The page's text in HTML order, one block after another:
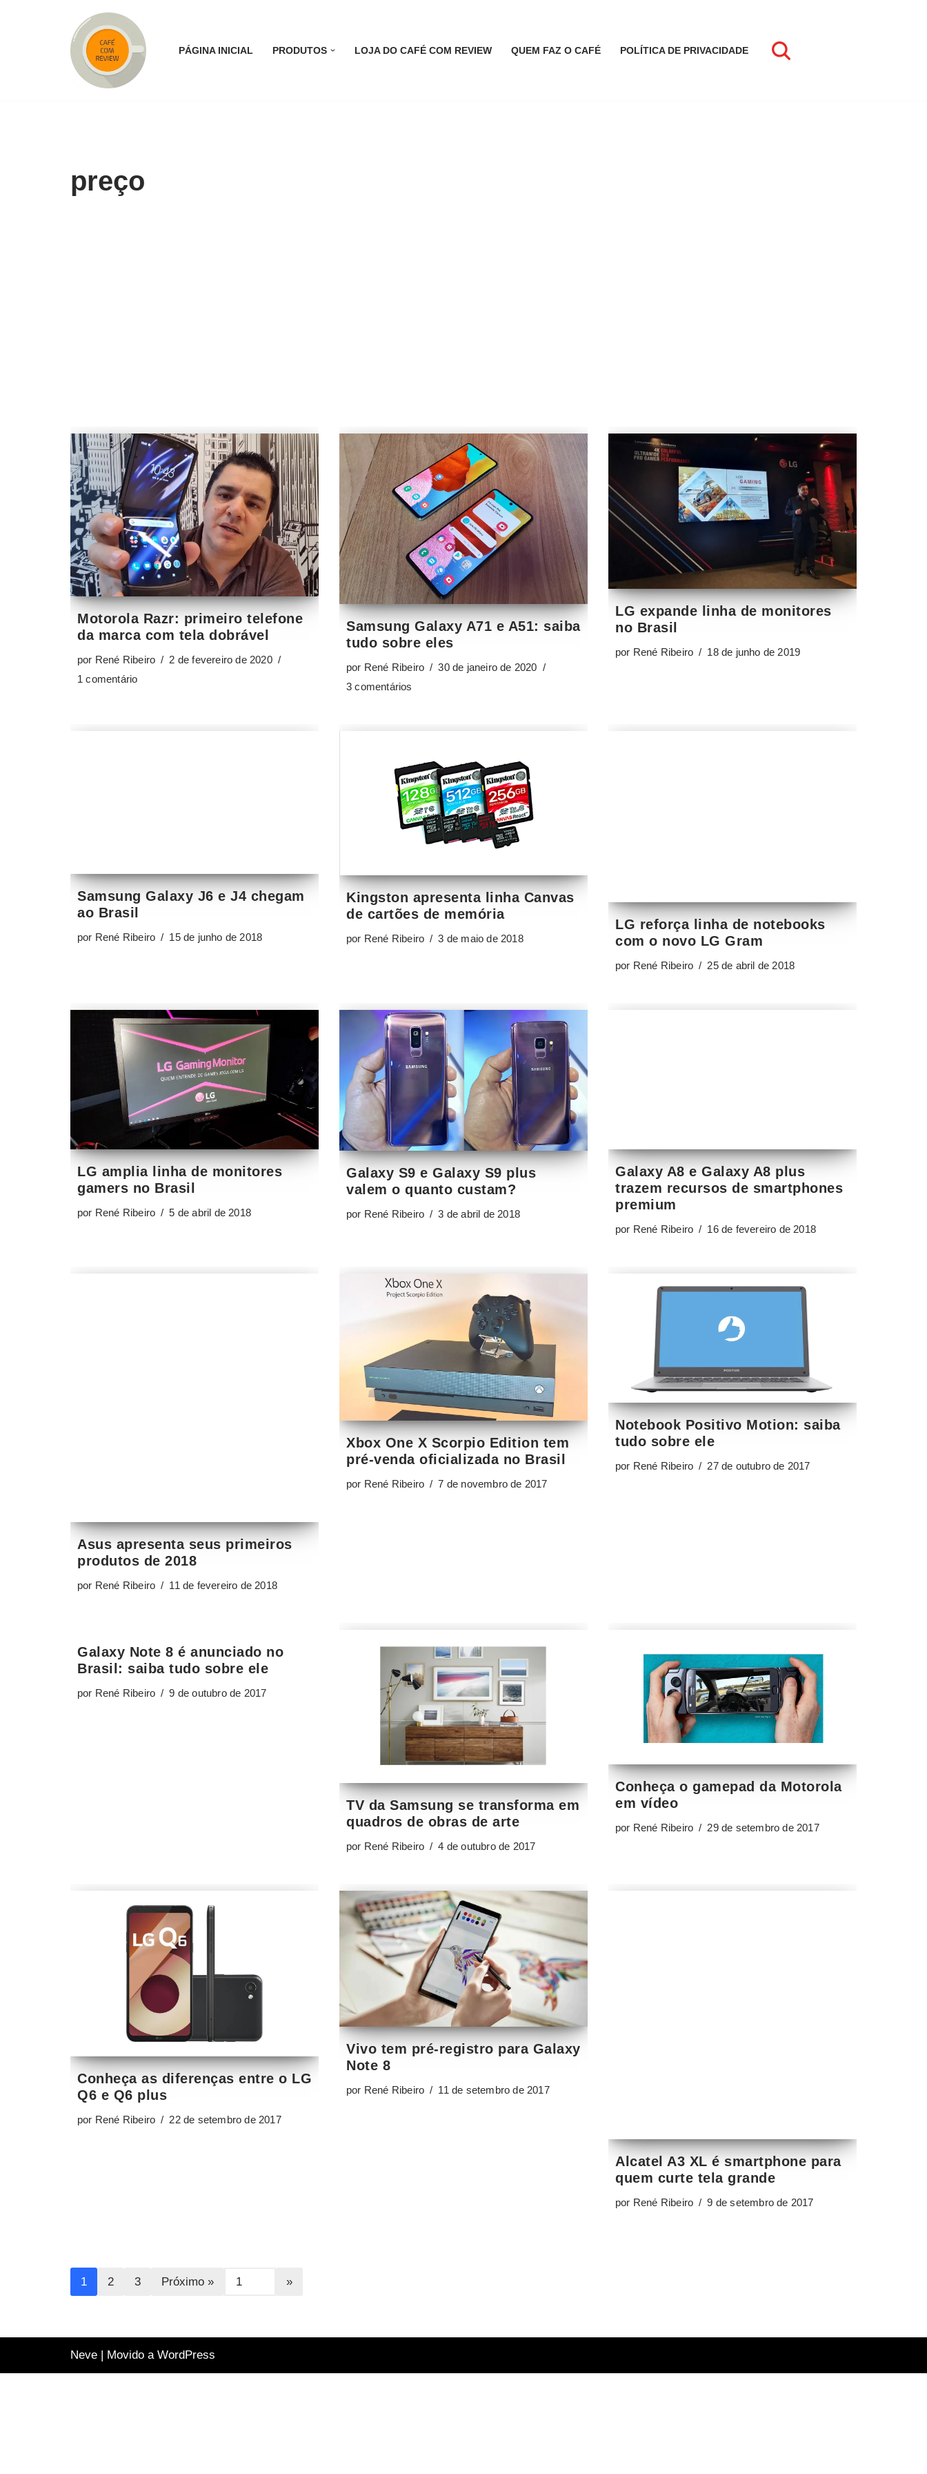
PÁGINA INICIAL PRODUTOS LOJA DO CAFÉ COM REVIEW QUEM FAZ O CAFÉ POLÍTICA DE PRIVACIDADE
preço
Motorola Razr: primeiro telefone
da marca com tela dobrável
por René Ribeiro
2 de fevereiro de 2020
1 comentário
Samsung Galaxy A71 e A51: saiba
tudo sobre eles
por René Ribeiro
30 de janeiro de 2020
3 comentários
LG expande linha de monitores
no Brasil
por René Ribeiro 18 de junho de 2019
Samsung Galaxy J6 e J4 chegam
ao Brasil
por René Ribeiro 15 de junho de 2018
Kingston apresenta linha Canvas
de cartões de memória
por René Ribeiro 3 de maio de 2018
LG reforça linha de notebooks
com o novo LG Gram
por René Ribeiro 25 de abril de 2018
LG amplia linha de monitores
gamers no Brasil
por René Ribeiro 5 de abril de 2018
Galaxy S9 e Galaxy S9 plus
valem o quanto custam?
por René Ribeiro 3 de abril de 2018
Galaxy A8 e Galaxy A8 plus
trazem recursos de smartphones
premium
por René Ribeiro 16 de fevereiro de 2018
Xbox One X Scorpio Edition tem
pré-venda oficializada no Brasil
por René Ribeiro 7 de novembro de 2017
Notebook Positivo Motion: saiba
tudo sobre ele
por René Ribeiro 27 de outubro de 2017
Galaxy Note 8 é anunciado no
Brasil: saiba tudo sobre ele
por René Ribeiro 9 de outubro de 2017
TV da Samsung se transforma em
quadros de obras de arte
René Ribeiro 4 de outubro de 2017
Conheça o gamepad da Motorola
em vídeo
René Ribeiro 29 de setembro de 2017
Conheça as diferenças entre o LG
Q6 e Q6 plus
22 de setembro de 2017
Vivo tem pré-registro para Galaxy
Note 8
René Ribeiro 11 de setembro de 2017
1 2 3 Próximo »